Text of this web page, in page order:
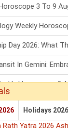
Holidays 2026
Rath Yatra 2026